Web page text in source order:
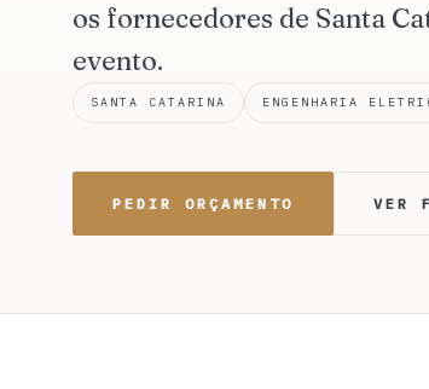
os fornecedores de Santa
evento.
SANTA CATARINA ENGENHARIA
PEDIR ORÇAMENTO VER